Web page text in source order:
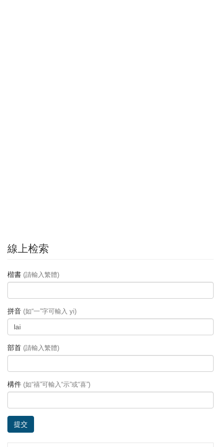
線上检索
楷書 (請輸入繁體)
拼音 (如“一”字可輸入 yi)
部首 (請輸入繁體)
構件 (如“禧”可輸入“示”或“喜”)
提交